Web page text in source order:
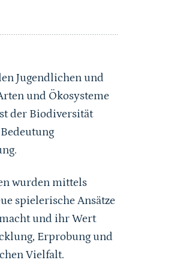
Jugendlichen und
und Ökosysteme
der Biodiversität
wurden mittels
spielerische Ansätze
und ihr Wert
Erprobung und
Vielfalt.